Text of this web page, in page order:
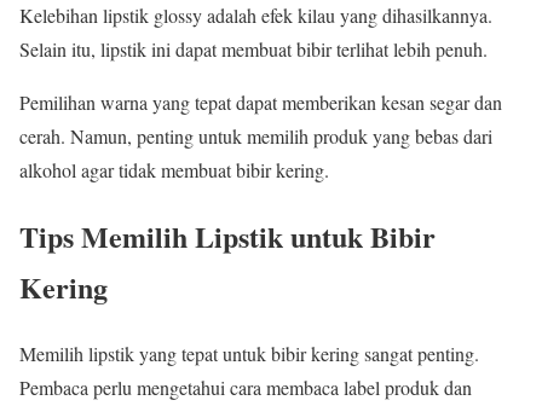
Kelebihan lipstik glossy adalah efek kilau yang dihasilkannya.
Selain itu, lipstik ini dapat membuat bibir terlihat lebih penuh.
Pemilihan warna yang tepat dapat memberikan kesan segar dan
cerah. Namun, penting untuk memilih produk yang bebas dari
alkohol agar tidak membuat bibir kering.
Tips Memilih Lipstik untuk Bibir
Kering
Memilih lipstik yang tepat untuk bibir kering sangat penting.
Pembaca perlu mengetahui cara membaca label produk dan